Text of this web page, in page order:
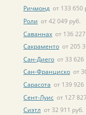
Ричмонд от 133 650
Роли от 42 049 руб.
Саваннах от 136
Сакраменто от 205
Сан-Диего от 33 626
Сан-Франциско от
Сарасота от 139 926
Сент-Луис от 127
Сиэтл от 32 911 руб.